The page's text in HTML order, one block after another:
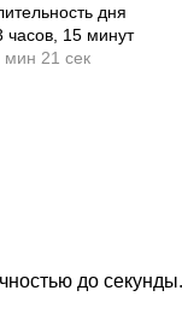
дня
часов, 15 минут
мин 21 сек
до